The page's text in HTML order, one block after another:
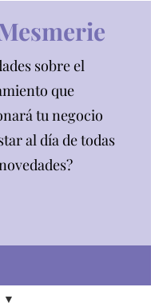
sobre el
que
tu negocio
al día de todas